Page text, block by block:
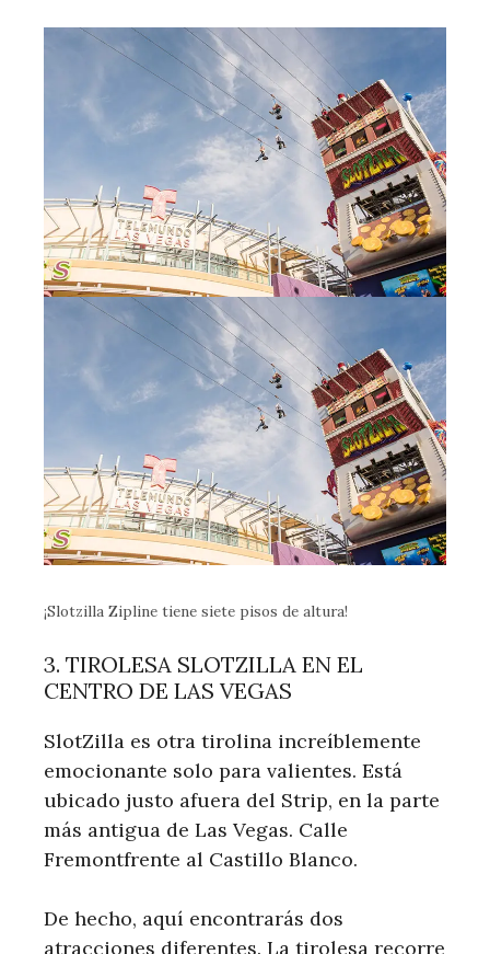
¡Slotzilla Zipline tiene siete pisos de altura!
3. TIROLESA SLOTZILLA EN EL
CENTRO DE LAS VEGAS
SlotZilla es otra tirolina increíblemente
emocionante solo para valientes. Está
ubicado justo afuera del Strip, en la parte
más antigua de Las Vegas. Calle
Fremontfrente al Castillo Blanco.
De hecho, aquí encontrarás dos
atracciones diferentes. La tirolesa recorre